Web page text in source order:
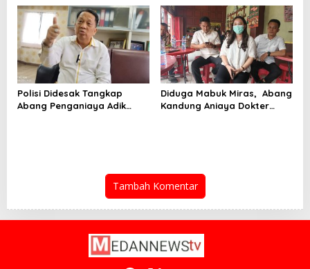
Kembali
Polisi Didesak Tangkap
Abang Penganiaya Adik
Diduga Mabuk Miras, Abang
Kandung Aniaya Dokter
Tambah Komentar